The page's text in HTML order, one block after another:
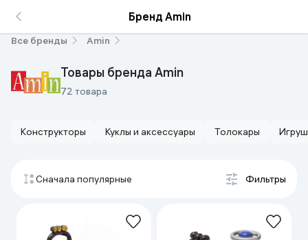
Бренд Amin
Все бренды Amin
Товары бренда Amin
72 товара
Конструкторы Куклы и аксессуары Толокары
Сначала популярные Фильтры